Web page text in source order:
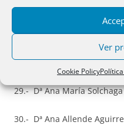
Ver
Cookie Policy
26.- Dª María Carolina
27.- D. José Carlos
28.- Dª María Elena Calvo
29.- Dª Ana María
30.- Dª Ana Allende